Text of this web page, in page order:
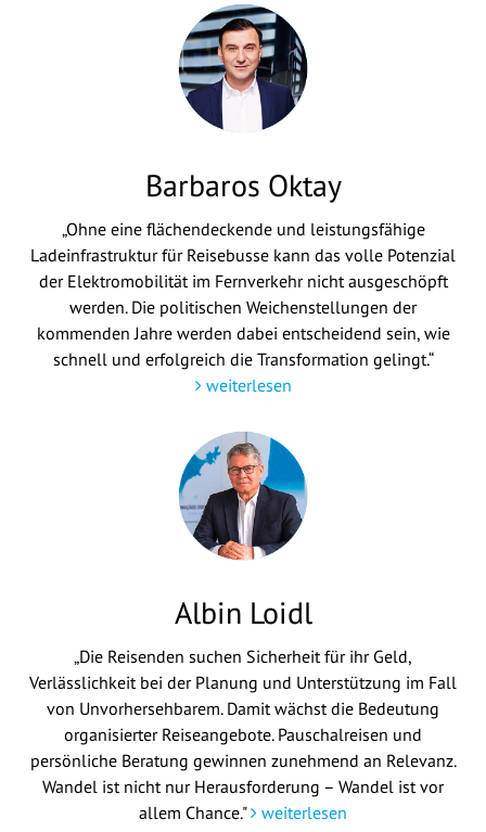
Barbaros Oktay
„Ohne eine flächendeckende und leistungsfähige
Ladeinfrastruktur für Reisebusse kann das volle Potenzial
der Elektromobilität im Fernverkehr nicht ausgeschöpft
werden. Die politischen Weichenstellungen der
kommenden Jahre werden dabei entscheidend sein, wie
schnell und erfolgreich die Transformation gelingt.“
weiterlesen
Albin Loidl
„Die Reisenden suchen Sicherheit für ihr Geld,
Verlässlichkeit bei der Planung und Unterstützung im Fall
von Unvorhersehbarem. Damit wächst die Bedeutung
organisierter Reiseangebote. Pauschalreisen und
persönliche Beratung gewinnen zunehmend an Relevanz.
Wandel ist nicht nur Herausforderung – Wandel ist vor
allem Chance."
weiterlesen